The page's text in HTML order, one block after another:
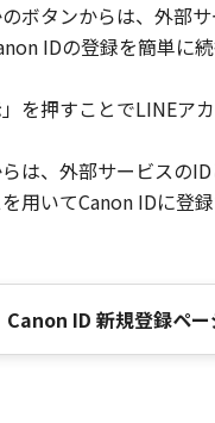
ボタンからは、外部
IDの登録を簡単に
」を押すことでLINEア
は、外部サービスのID
用いてCanon IDに登
Canon ID 新規登録ペー